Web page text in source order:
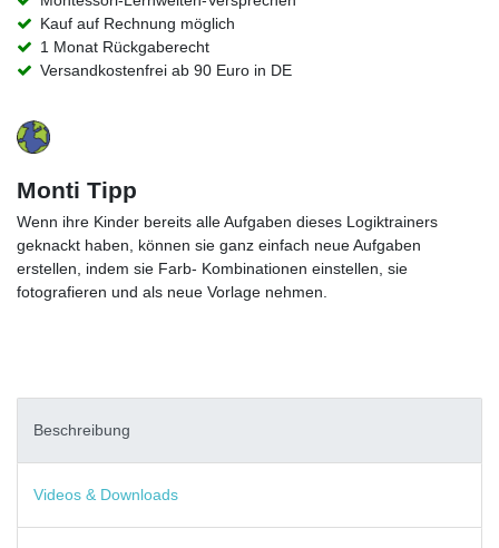
Kauf auf Rechnung möglich
1 Monat Rückgaberecht
Versandkostenfrei ab 90 Euro in DE
Monti Tipp
Wenn ihre Kinder bereits alle Aufgaben dieses Logiktrainers
geknackt haben, können sie ganz einfach neue Aufgaben
erstellen, indem sie Farb- Kombinationen einstellen, sie
fotografieren und als neue Vorlage nehmen.
Beschreibung
Videos & Downloads